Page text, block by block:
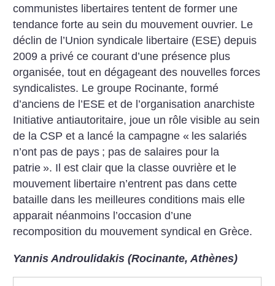
communistes libertaires tentent de former une
tendance forte au sein du mouvement ouvrier. Le
déclin de l’Union syndicale libertaire (ESE) depuis
2009 a privé ce courant d’une présence plus
organisée, tout en dégageant des nouvelles forces
syndicalistes. Le groupe Rocinante, formé
d’anciens de l’ESE et de l’organisation anarchiste
Initiative antiautoritaire, joue un rôle visible au sein
de la CSP et a lancé la campagne « les salariés
n’ont pas de pays ; pas de salaires pour la
patrie ». Il est clair que la classe ouvrière et le
mouvement libertaire n’entrent pas dans cette
bataille dans les meilleures conditions mais elle
apparait néanmoins l’occasion d’une
recomposition du mouvement syndical en Grèce.
Yannis Androulidakis (Rocinante, Athènes)